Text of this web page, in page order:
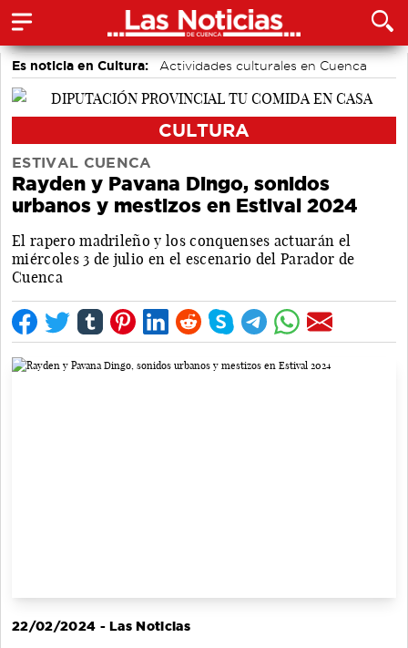
Es noticia en Cultura:
Actividades culturales en Cuenca
Festivales
CULTURA
ESTIVAL CUENCA
Rayden y Pavana Dingo, sonidos
urbanos y mestizos en Estival 2024
El rapero madrileño y los conquenses actuarán el
miércoles 3 de julio en el escenario del Parador de
Cuenca
22/02/2024 - Las Noticias